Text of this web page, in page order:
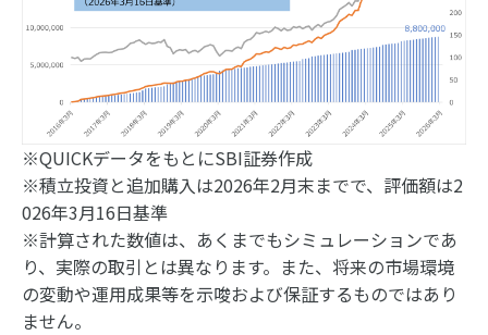
※QUICKデータをもとにSBI証券作成
※積立投資と追加購入は2026年2月末までで、評価額は2
026年3月16日基準
※計算された数値は、あくまでもシミュレーションであ
り、実際の取引とは異なります。また、将来の市場環境
の変動や運用成果等を示唆および保証するものではあり
ません。